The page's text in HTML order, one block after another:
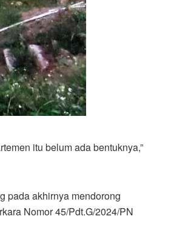
itu belum ada bentuknya,”
pada akhirnya mendorong
Nomor 45/Pdt.G/2024/PN